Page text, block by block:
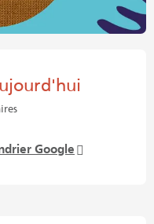
Google